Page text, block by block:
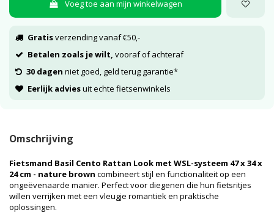
Voeg toe aan mijn winkelwagen
Gratisverzending vanaf €50,-
Betalen zoals je wilt, vooraf of achteraf
30 dagen niet goed, geld terug garantie*
Eerlijk adviesuit echte fietsenwinkels
Omschrijving
Fietsmand Basil Cento Rattan Look met WSL-systeem 47 x 34 x
24 cm - nature brown combineert stijl en functionaliteit op een
ongeëvenaarde manier. Perfect voor diegenen die hun fietsritjes
willen verrijken met een vleugje romantiek en praktische
oplossingen.